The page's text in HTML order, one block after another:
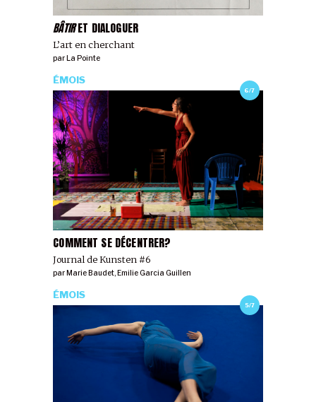
BÂTIRET DIALOGUER
L’art en cherchant
parLa Pointe
6/7
COMMENT SE DÉCENTRER?
Journal de Kunsten #6
ÉMOIS
par Marie Baudet, Emilie Garcia Guillen
5/7
ÉMOIS